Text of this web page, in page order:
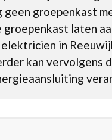
geen groepenkast
groepenkast laten
in
kan vervolgens